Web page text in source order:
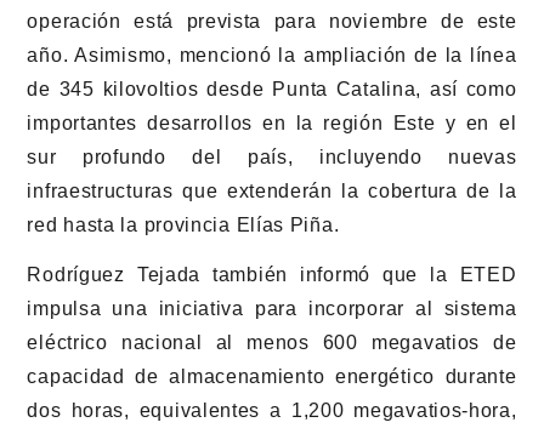
operación está prevista para noviembre de este
año. Asimismo, mencionó la ampliación de la línea
de 345 kilovoltios desde Punta Catalina, así como
importantes desarrollos en la región Este y en el
sur profundo del país, incluyendo nuevas
infraestructuras que extenderán la cobertura de la
red hasta la provincia Elías Piña.
Rodríguez Tejada también informó que la ETED
impulsa una iniciativa para incorporar al sistema
eléctrico nacional al menos 600 megavatios de
capacidad de almacenamiento energético durante
dos horas, equivalentes a 1,200 megavatios-hora,